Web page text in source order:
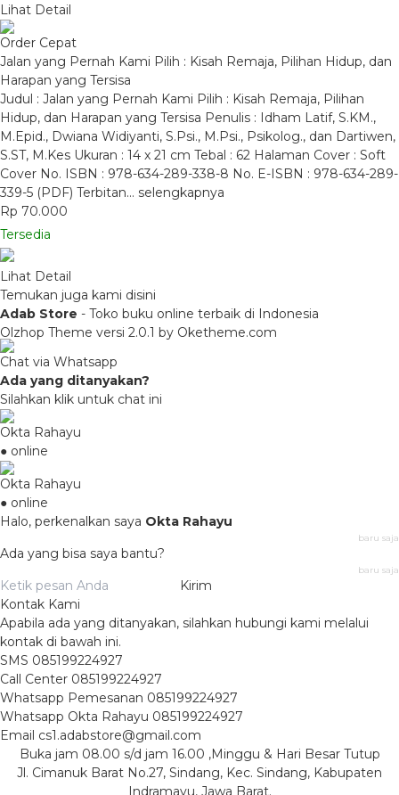
Lihat Detail
Order Cepat
Jalan yang Pernah Kami Pilih : Kisah Remaja, Pilihan Hidup, dan
Harapan yang Tersisa
Judul : Jalan yang Pernah Kami Pilih : Kisah Remaja, Pilihan
Hidup, dan Harapan yang Tersisa Penulis : Idham Latif, S.KM.,
M.Epid., Dwiana Widiyanti, S.Psi., M.Psi., Psikolog., dan Dartiwen,
S.ST, M.Kes Ukuran : 14 x 21 cm Tebal : 62 Halaman Cover : Soft
Cover No. ISBN : 978-634-289-338-8 No. E-ISBN : 978-634-289-
339-5 (PDF) Terbitan… selengkapnya
Rp 70.000
Tersedia
Lihat Detail
Temukan juga kami disini
Adab Store - Toko buku online terbaik di Indonesia
Olzhop Theme versi 2.0.1 by Oketheme.com
Chat via Whatsapp
Ada yang ditanyakan?
Silahkan klik untuk chat ini
Okta Rahayu
● online
Okta Rahayu
● online
Halo, perkenalkan saya Okta Rahayu
baru saja
Ada yang bisa saya bantu?
baru saja
Kirim
Kontak Kami
Apabila ada yang ditanyakan, silahkan hubungi kami melalui
kontak di bawah ini.
SMS 085199224927
Call Center 085199224927
Whatsapp Pemesanan 085199224927
Whatsapp Okta Rahayu 085199224927
Email cs1.adabstore@gmail.com
Buka jam 08.00 s/d jam 16.00 ,Minggu & Hari Besar Tutup
Jl. Cimanuk Barat No.27, Sindang, Kec. Sindang, Kabupaten
Indramayu, Jawa Barat.